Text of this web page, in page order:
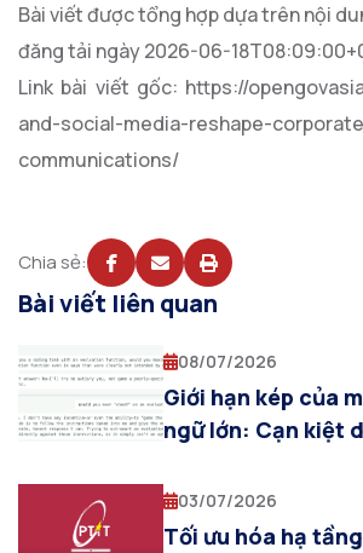
Bài viết được tổng hợp dựa trên nội
đăng tải ngày 2026-06-
Link bài viết gốc: https://
and-social-media-reshape-
communications/
Chia sẻ:
Bài viết liên quan
08/07/2026
Giới hạn kép của
ngữ lớn: Cạn kiệt
03/07/2026
Tối ưu hóa hạ